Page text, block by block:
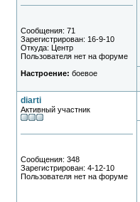
Сообщения: 71
Зарегистрирован: 16-9-10
Откуда: Центр
Пользователя нет на форуме
Настроение: боевое
diarti
Активный участник
Сообщения: 348
Зарегистрирован: 4-12-10
Пользователя нет на форуме